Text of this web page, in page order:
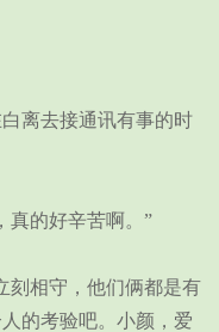
离去接通讯有事的时
真的好辛苦啊。”
刻相守，他们俩都是有
的考验吧。小颜，爱